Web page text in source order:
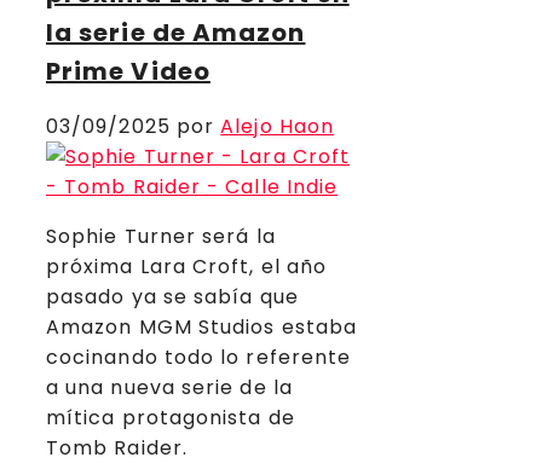
la serie de Amazon
Prime Video
03/09/2025 porAlejo Haon
Sophie Turner será la
próxima Lara Croft, el año
pasado ya se sabía que
Amazon MGM Studios estaba
cocinando todo lo referente
a una nueva serie de la
mítica protagonista de
Tomb Raider.